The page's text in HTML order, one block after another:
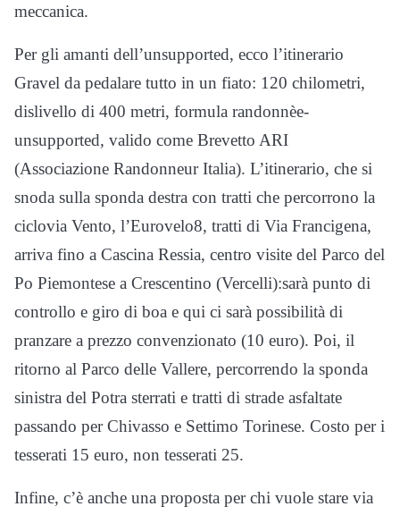
meccanica.
Per gli amanti dell’unsupported, ecco l’itinerario
Gravel da pedalare tutto in un fiato: 120 chilometri,
dislivello di 400 metri, formula randonnèe-
unsupported, valido come Brevetto ARI
(Associazione Randonneur Italia). L’itinerario, che si
snoda sulla sponda destra con tratti che percorrono la
ciclovia Vento, l’Eurovelo8, tratti di Via Francigena,
arriva fino a Cascina Ressia, centro visite del Parco del
Po Piemontese a Crescentino (Vercelli):sarà punto di
controllo e giro di boa e qui ci sarà possibilità di
pranzare a prezzo convenzionato (10 euro). Poi, il
ritorno al Parco delle Vallere, percorrendo la sponda
sinistra del Potra sterrati e tratti di strade asfaltate
passando per Chivasso e Settimo Torinese. Costo per i
tesserati 15 euro, non tesserati 25.
Infine, c’è anche una proposta per chi vuole stare via